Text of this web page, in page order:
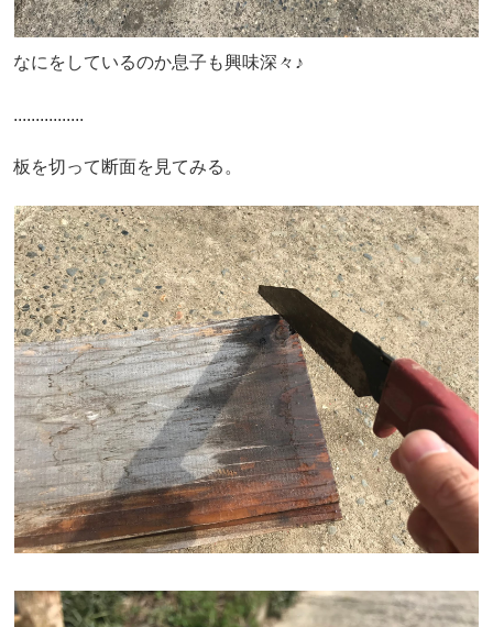
なにをしているのか息子も興味深々♪
................
板を切って断面を見てみる。